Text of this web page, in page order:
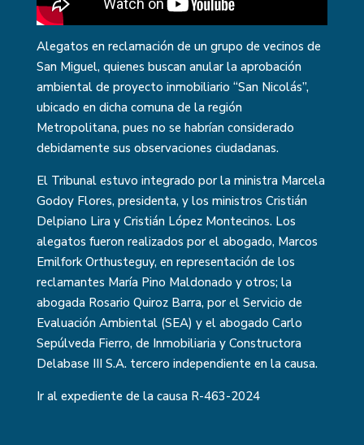
Alegatos en reclamación de un grupo de vecinos de
San Miguel, quienes buscan anular la aprobación
ambiental de proyecto inmobiliario “San Nicolás”,
ubicado en dicha comuna de la región
Metropolitana, pues no se habrían considerado
debidamente sus observaciones ciudadanas.
El Tribunal estuvo integrado por la ministra Marcela
Godoy Flores, presidenta, y los ministros Cristián
Delpiano Lira y Cristián López Montecinos. Los
alegatos fueron realizados por el abogado, Marcos
Emilfork Orthusteguy, en representación de los
reclamantes María Pino Maldonado y otros; la
abogada Rosario Quiroz Barra, por el Servicio de
Evaluación Ambiental (SEA) y el abogado Carlo
Sepúlveda Fierro, de Inmobiliaria y Constructora
Delabase III S.A. tercero independiente en la causa.
Ir al expediente de la causa R-463-2024